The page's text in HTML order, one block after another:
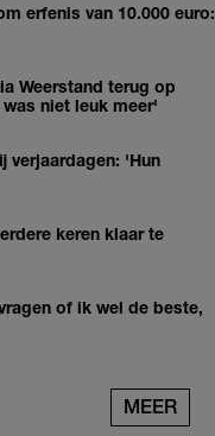
erfenis van 10.000 euro:
Weerstand terug op
niet leuk meer'
verjaardagen: 'Hun
keren klaar te
of ik wel de beste,
MEER